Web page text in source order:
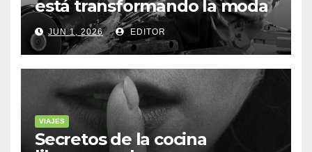
está transformando la moda
sostenible
JUN 1, 2026 EDITOR
VIAJES
Secretos de la cocina